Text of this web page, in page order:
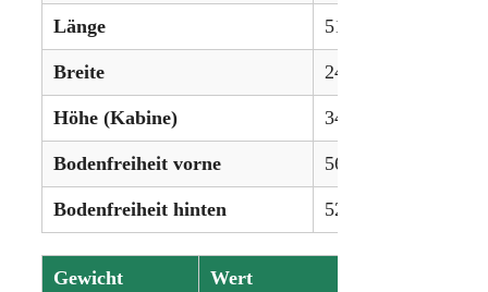
Länge 510 cm
Breite 249 cm
Höhe (Kabine) 340 cm
Bodenfreiheit vorne 56 cm
Bodenfreiheit hinten 52 cm
Gewicht Wert